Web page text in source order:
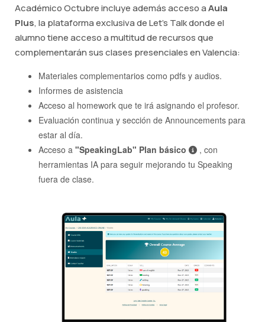
Académico Octubre incluye además acceso aAula
Plus, la plataforma exclusiva de Let's Talk donde el
alumno tiene acceso a multitud de recursos que
complementarán sus clases presenciales en Valencia:
Materiales complementarios como pdfs y audios.
Informes de asistencia
Acceso al homework que te irá asignando el profesor.
Evaluación continua y sección de Announcements para
estar al día.
Acceso a "SpeakingLab" Plan básico
, con
herramientas IA para seguir mejorando tu Speaking
fuera de clase.